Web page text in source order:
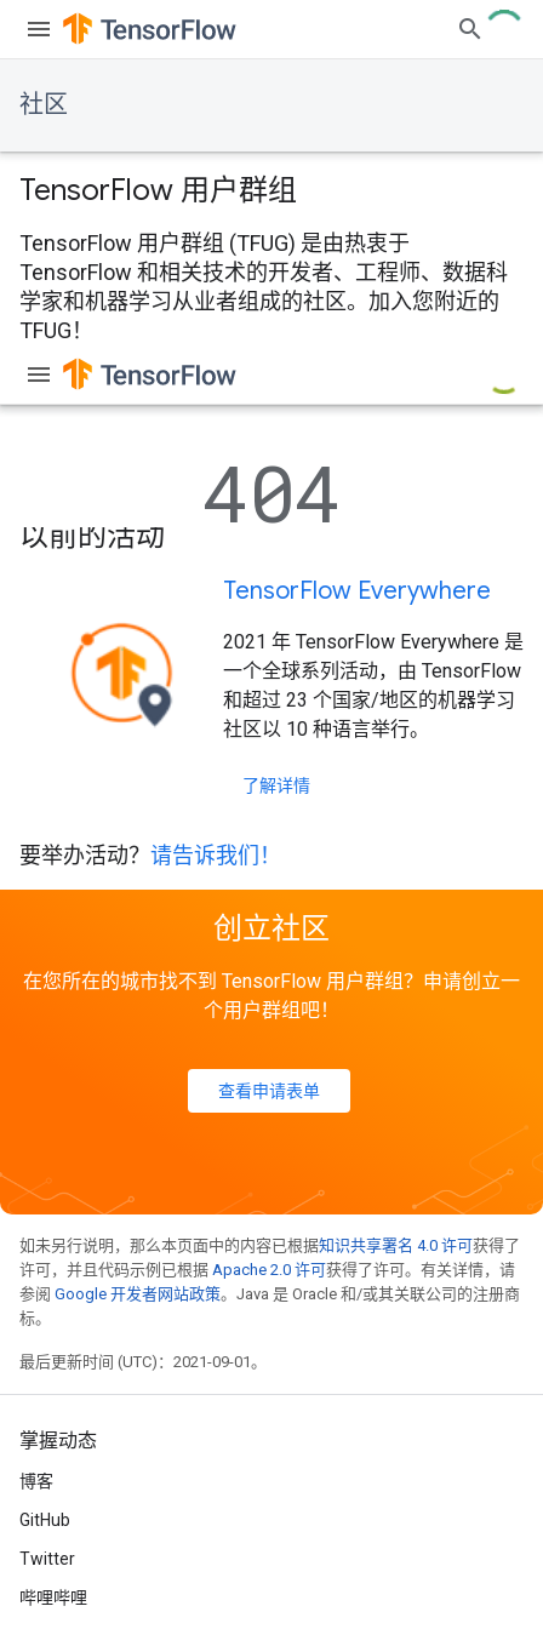
社区
TensorFlow 用户群组
TensorFlow 用户群组 (TFUG) 是由热衷于
TensorFlow 和相关技术的开发者、工程师、数据科
学家和机器学习从业者组成的社区。加入您附近的
TFUG！
以前的活动
TensorFlow Everywhere
2021 年 TensorFlow Everywhere 是
一个全球系列活动，由 TensorFlow
和超过 23 个国家/地区的机器学习
社区以 10 种语言举行。
了解详情
要举办活动？ 请告诉我们！
创立社区
在您所在的城市找不到 TensorFlow 用户群组？申请创立一
个用户群组吧！
查看申请表单
如未另行说明，那么本页面中的内容已根据知识共享署名 4.0 许可获得了
许可，并且代码示例已根据 Apache 2.0 许可获得了许可。有关详情，请
参阅 Google 开发者网站政策。Java 是 Oracle 和/或其关联公司的注册商
标。
最后更新时间 (UTC)：2021-09-01。
掌握动态
博客
GitHub
Twitter
哔哩哔哩